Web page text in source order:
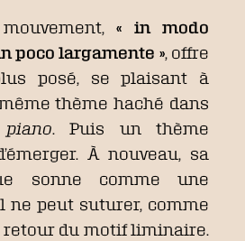
« in modo
poco largamente », offre
posé, se plaisant à
thème haché dans
piano . Puis un thème
À nouveau, sa
sonne comme une
ne peut suturer, comme
du motif liminaire.